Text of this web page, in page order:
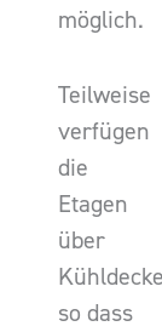
möglich.
Teilweise
verfügen
die
Etagen
über
so dass